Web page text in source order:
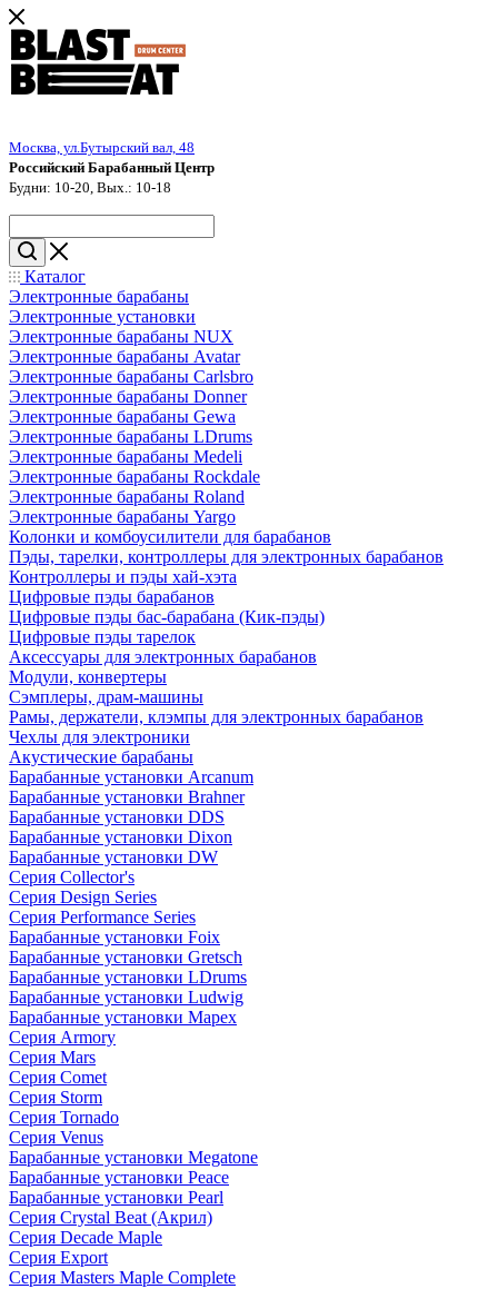
Москва, ул.Бутырский вал, 48
Российский Барабанный Центр
Будни: 10-20, Вых.: 10-18
Каталог
Электронные барабаны
Электронные установки
Электронные барабаны NUX
Электронные барабаны Avatar
Электронные барабаны Carlsbro
Электронные барабаны Donner
Электронные барабаны Gewa
Электронные барабаны LDrums
Электронные барабаны Medeli
Электронные барабаны Rockdale
Электронные барабаны Roland
Электронные барабаны Yargo
Колонки и комбоусилители для барабанов
Пэды, тарелки, контроллеры для электронных барабанов
Контроллеры и пэды хай-хэта
Цифровые пэды барабанов
Цифровые пэды бас-барабана (Кик-пэды)
Цифровые пэды тарелок
Аксессуары для электронных барабанов
Модули, конвертеры
Сэмплеры, драм-машины
Рамы, держатели, клэмпы для электронных барабанов
Чехлы для электроники
Акустические барабаны
Барабанные установки Arcanum
Барабанные установки Brahner
Барабанные установки DDS
Барабанные установки Dixon
Барабанные установки DW
Серия Collector's
Серия Design Series
Серия Performance Series
Барабанные установки Foix
Барабанные установки Gretsch
Барабанные установки LDrums
Барабанные установки Ludwig
Барабанные установки Mapex
Серия Armory
Серия Mars
Серия Comet
Серия Storm
Серия Tornado
Серия Venus
Барабанные установки Megatone
Барабанные установки Peace
Барабанные установки Pearl
Серия Crystal Beat (Акрил)
Серия Decade Maple
Серия Export
Серия Masters Maple Complete